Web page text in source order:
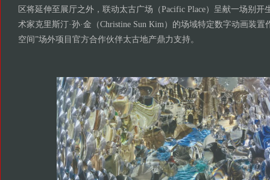
区将延伸至展厅之外，联动太古广场（Pacific Place）呈献一场别开
术家克里斯汀·孙·金（Christine Sun Kim）的场域特定数字动画装置
空间”场外项目官方合作伙伴太古地产鼎力支持。